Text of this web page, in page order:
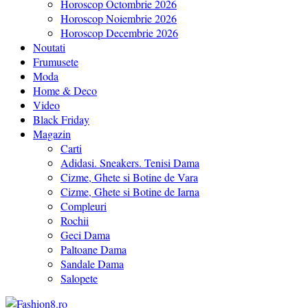
Horoscop Octombrie 2026
Horoscop Noiembrie 2026
Horoscop Decembrie 2026
Noutati
Frumusete
Moda
Home & Deco
Video
Black Friday
Magazin
Carti
Adidasi. Sneakers. Tenisi Dama
Cizme, Ghete si Botine de Vara
Cizme, Ghete si Botine de Iarna
Compleuri
Rochii
Geci Dama
Paltoane Dama
Sandale Dama
Salopete